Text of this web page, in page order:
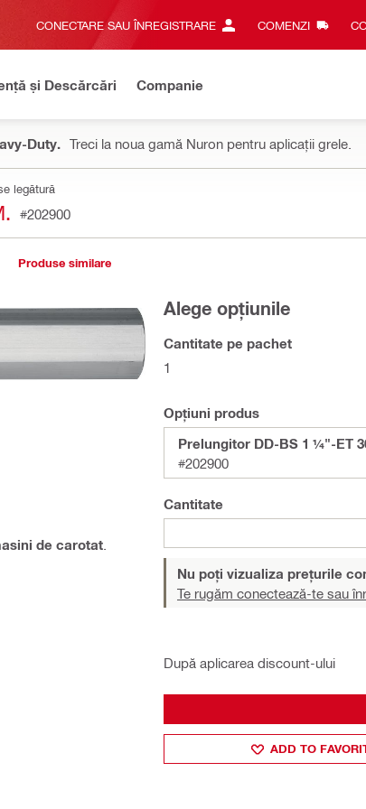
CONECTARE SAU ÎNREGISTRARE COMENZI
și Descărcări Companie
Duty. Treci la noua gamă Nuron pentru aplicații grele.
legătură
#202900
Produse similare
de carotat
Alege opțiunile
Cantitate pe pachet
1
Opțiuni produs
Prelungitor DD-BS 1 ¼"-ET
#202900
Cantitate
Nu poți vizualiza prețurile
Te rugăm conectează-te sau
După aplicarea discount-ului
ADD TO